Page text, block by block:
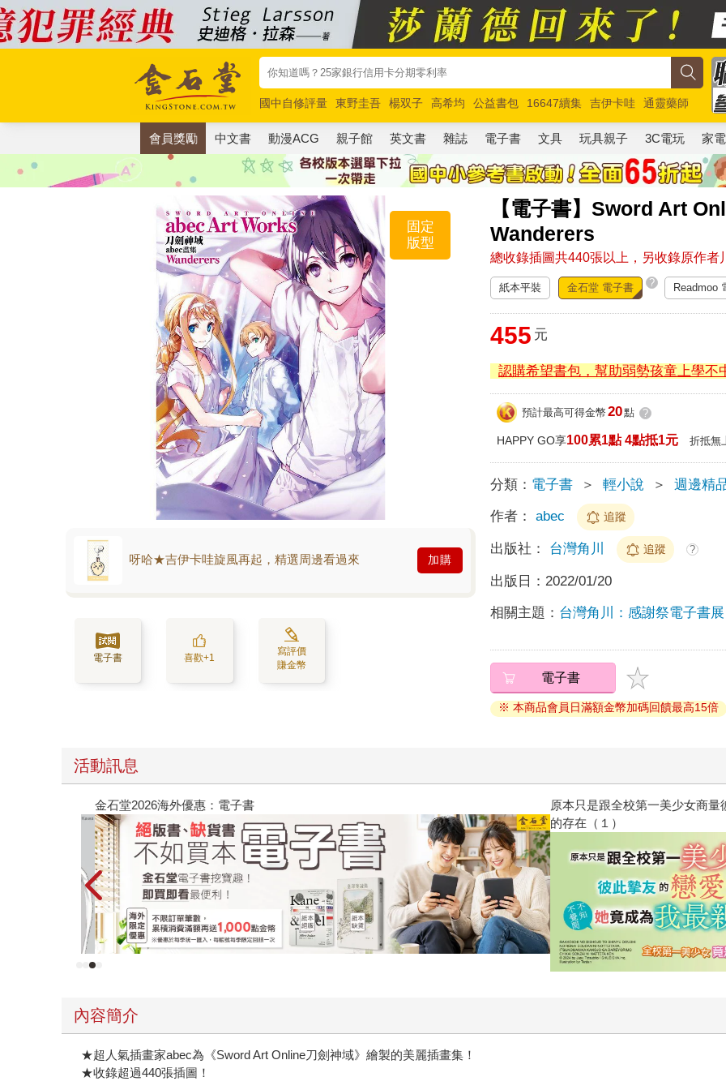
國中自修評量 東野圭吾 楊双子 高希均 公益書包 16647續集 吉伊卡哇
通靈藥師
唯紅花綻放
奧德賽 路邊攤新作 馬斯克 玩具總動員5 超慢跑
會員獎勵 中文書 動漫ACG 親子館 英文書 雜誌 電子書 文具 玩具親子 3C電玩 家電
【電子書】Sword Art
Wanderers
總收錄插圖共440張以上，另收錄原作
固定
版型
呀哈★吉伊卡哇旋風再起，精選周邊看過來 加購
電子書 喜歡+1
寫評價
賺金幣
紙本平裝 金石堂 電子書 ? Readmoo
455 元
認購希望書包，幫助弱勢孩童上學不
預計最高可得金幣 20點 ?
HAPPY GO享100累1點 4點抵1元 折抵無
分類： 電子書 ＞ 輕小說 ＞ 週邊精
作者： abec 追蹤
出版社： 台灣角川 追蹤 ?
出版日： 2022/01/20
相關主題： 台灣角川：感謝祭電子書展
電子書
※ 本商品會員日滿額金幣加碼回饋最高15倍
活動訊息
原本只是跟全校第一美少女商量彼此摯友的戀愛煩惱，不知不覺間她竟成為我最親近
的存在（１）
台灣角川2026漫畫博覽會
內容簡介
★超人氣插畫家abec為《Sword Art Online刀劍神域》繪製的美麗插畫集！
★收錄超過440張插圖！